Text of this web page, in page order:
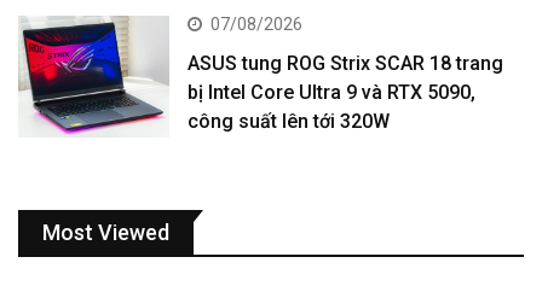
07/08/2026
ASUS tung ROG Strix SCAR 18 trang
bị Intel Core Ultra 9 và RTX 5090,
công suất lên tới 320W
Most Viewed